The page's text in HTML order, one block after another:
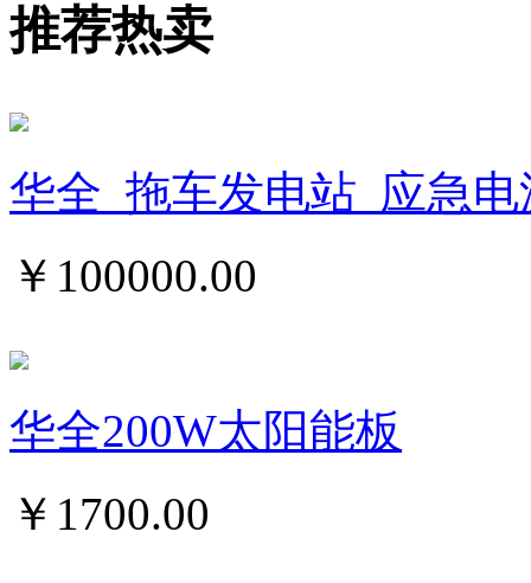
推荐热卖
华全_拖车发电站_应急
￥ 100000.00
华全200W太阳能板
￥ 1700.00